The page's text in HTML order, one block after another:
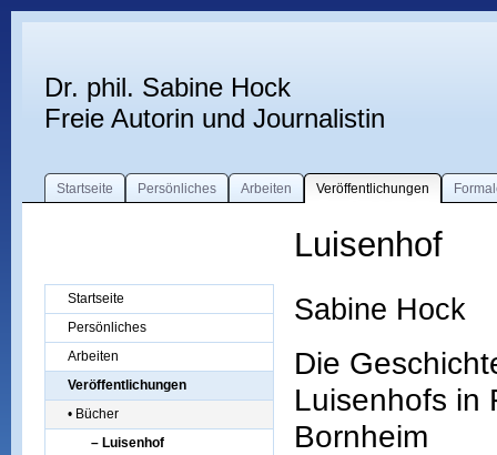
Dr. phil. Sabine Hock
Freie Autorin und Journalistin
Startseite Persönliches Arbeiten Veröffentlichungen
Luisenhof
Sabine Hock
Die
Luisenhofs in
Bornheim
Startseite
Persönliches
Arbeiten
Veröffentlichungen
• Bücher
– Luisenhof